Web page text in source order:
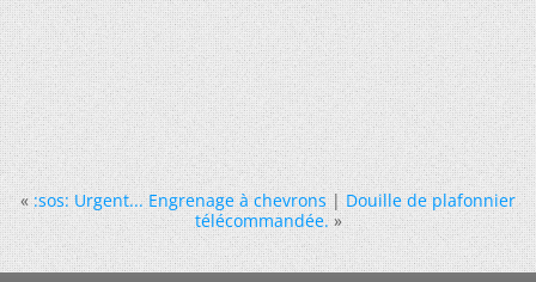
« :sos: Urgent... Engrenage à chevrons|Douille de plafonnier
télécommandée. »